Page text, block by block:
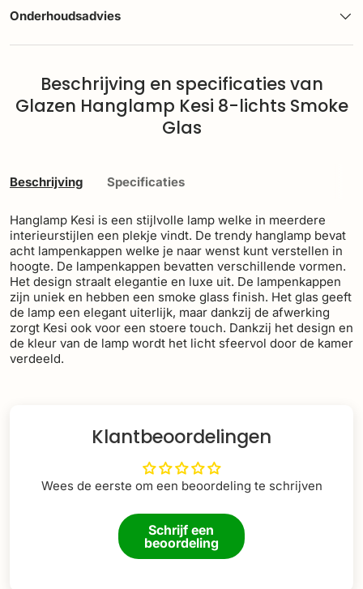
Onderhoudsadvies
Beschrijving en specificaties van
Glazen Hanglamp Kesi 8-lichts Smoke
Glas
Beschrijving Specificaties
Hanglamp Kesi is een stijlvolle lamp welke in meerdere
interieurstijlen een plekje vindt. De trendy hanglamp bevat
acht lampenkappen welke je naar wenst kunt verstellen in
hoogte. De lampenkappen bevatten verschillende vormen.
Het design straalt elegantie en luxe uit. De lampenkappen
zijn uniek en hebben een smoke glass finish. Het glas geeft
de lamp een elegant uiterlijk, maar dankzij de afwerking
zorgt Kesi ook voor een stoere touch. Dankzij het design en
de kleur van de lamp wordt het licht sfeervol door de kamer
verdeeld.
Klantbeoordelingen
Wees de eerste om een beoordeling te schrijven
Schrijf een
beoordeling